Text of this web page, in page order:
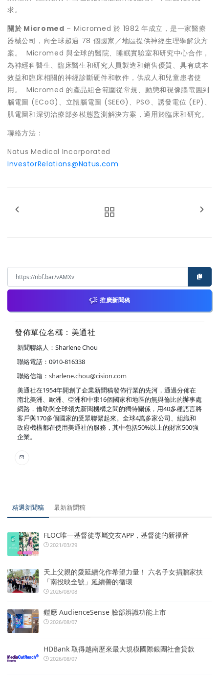
求。
關於 Micromed – Micromed 於 1982 年成立，是一家醫療
器械公司，向全球超過 78 個國家／地區提供神經生理學解決方
案。 Micromed 與全球的醫院、睡眠實驗室和研究中心合作，
為神經科醫生、臨床醫生和研究人員製造和銷售優質、具有成本
效益和臨床相關的神經診斷硬件和軟件，供成人和兒童患者使
用。 Micromed 的產品組合範圍從常規、動態和視像腦電圖到
腦電圖 (ECoG)、立體腦電圖 (SEEG)、PSG、誘發電位 (EP)、
肌電圖和深切治療部多模態監測解決方案，適用於臨床和研究。
聯絡方法：
Natus Medical Incorporated
InvestorRelations@Natus.com
推廣新聞稿
發佈單位名稱：美通社
新聞聯絡人：Sharlene Chou
聯絡電話：0910-816338
聯絡信箱： sharlene.chou@cision.com
美通社在1954年開創了企業新聞稿發佈行業的先河，通過分佈在
南北美洲、歐洲、亞洲和中東16個國家和地區的無與倫比的辦事處
網路，借助與全球領先新聞機構之間的獨特關係，用40多種語言將
客戶與170多個國家的受眾聯繫起來。全球4萬多家公司、組織和
政府機構都在使用美通社的服務，其中包括50%以上的財富500強
企業。
精選新聞稿 最新新聞稿
FLOC唯一基督徒專屬交友APP，基督徒的新福音
2021/03/29
天上父親的愛延續化作希望力量！ 六名子女捐贈家扶
「南投映全號」延續善的循環
2026/08/08
鎧應 AudienceSense 臉部辨識功能上市
2026/08/07
HDBank 取得越南歷來最大規模國際銀團社會貸款
2026/08/07